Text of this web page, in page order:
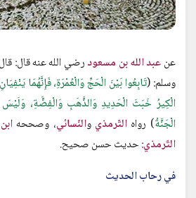
عنعبد الله بن مسعودرضي الله عنه قال:
وسلم: (تَابِعُوا بَيْنَ الْحَجِّ وَالْعُمْرَةِ، فَإِنَّهُمَا
الْكِيرُ خَبَثَ الْحَدِيدِ وَالذَّهَبِ وَالْفِضَّةِ، وَلَيْسَ
الْجَنَّةُ) رواهالتّرمذي والنّسائي، وصححه
التّرمذي: حديث حسن صحيح.
في رحاب الحديث